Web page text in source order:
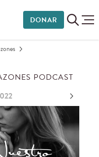
DONAR
PODCAST